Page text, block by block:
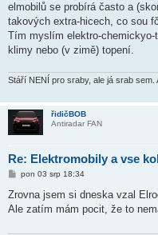
e
k
elmobilů se probírá často a
takových extra-hicech, co sou
Tím myslím elektro-
klimy nebo (v zimě) topení.
Stáří NENÍ pro sraby, ale já srab sem.
řidičBOB
Antiradar FAN
Re: Elektromobily a vse
P
í
p
pon 03 srp 18:34
Zrovna jsem si dneska vzal
Ale zatím mám pocit, že to